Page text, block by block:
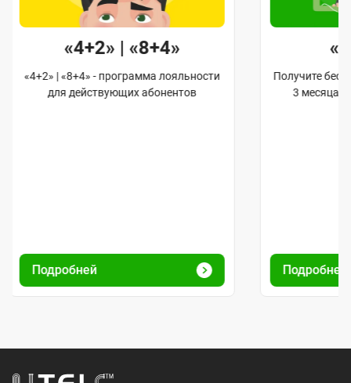
«4+2» | «8+4»
«4+2» | «8+4» - программа лояльности
для действующих абонентов
Подробней
Получите
3 месяца
Подробней